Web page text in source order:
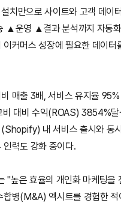
치만으로 사이트와 고객 데
운영 ▲결과 분석까지 자동화
커머스 성장에 필요한 데이
매출 3배, 서비스 유지율
대비 수익(ROAS) 3854%
내 서비스 출시와 동
력도 강화 중이다.
"높은 효율의 개인화 마케팅
합병(M&A) 엑시트를 경험한